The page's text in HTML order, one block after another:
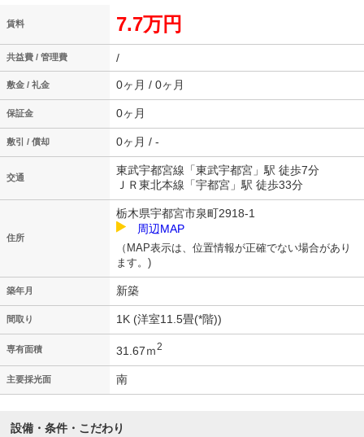
賃料 7.7万円
共益費 / 管理費 /
敷金 / 礼金 0ヶ月 / 0ヶ月
保証金 0ヶ月
敷引 / 償却 0ヶ月 / -
交通
東武宇都宮線「東武宇都宮」駅 徒歩7分
ＪＲ東北本線「宇都宮」駅 徒歩33分
住所
栃木県宇都宮市泉町2918-1
周辺MAP
（MAP表示は、位置情報が正確でない場合があり
ます。)
築年月 新築
間取り 1K (洋室11.5畳(*階))
専有面積 31.67ｍ2
主要採光面 南
設備・条件・こだわり